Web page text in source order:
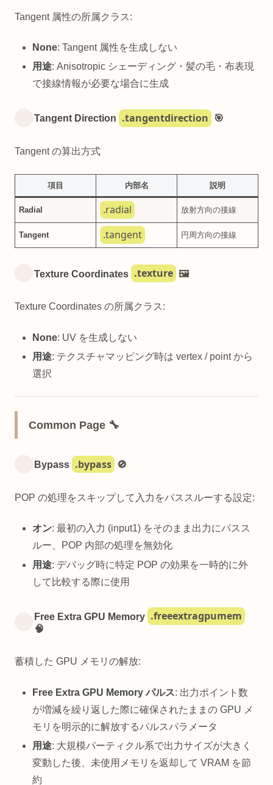
Tangent 属性の所属クラス:
None: Tangent 属性を生成しない
用途: Anisotropic シェーディング・髪の毛・布表現
で接線情報が必要な場合に生成
Tangent Direction .tangentdirection 🎯
Tangent の算出方式
項目 内部名 説明
Radial .radial 放射方向の接線
Tangent .tangent 円周方向の接線
Texture Coordinates .texture 🖼️
Texture Coordinates の所属クラス:
None: UV を生成しない
用途: テクスチャマッピング時は vertex / point から
選択
Common Page 🔧
Bypass .bypass 🚫
POP の処理をスキップして入力をパススルーする設定:
オン: 最初の入力 (input1) をそのまま出力にパスス
ルー、POP 内部の処理を無効化
用途: デバッグ時に特定 POP の効果を一時的に外
して比較する際に使用
Free Extra GPU Memory .freeextragpumem
🧠
蓄積した GPU メモリの解放:
Free Extra GPU Memory パルス: 出力ポイント数
が増減を繰り返した際に確保されたままの GPU メ
モリを明示的に解放するパルスパラメータ
用途: 大規模パーティクル系で出力サイズが大きく
変動した後、未使用メモリを返却して VRAM を節
約